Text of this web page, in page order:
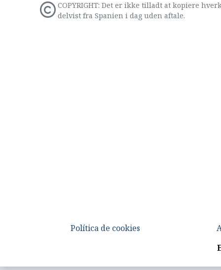
COPYRIGHT: Det er ikke tilladt at kopiere
delvist fra Spanien i dag uden aftale.
Política de cookies